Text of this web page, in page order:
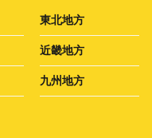
東北地方
近畿地方
九州地方